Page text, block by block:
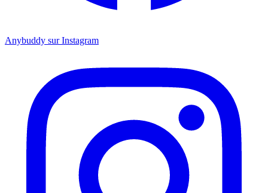
Anybuddy sur Instagram